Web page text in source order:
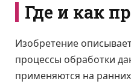
Где и как
Изобретение
процессы обработки
применяются на